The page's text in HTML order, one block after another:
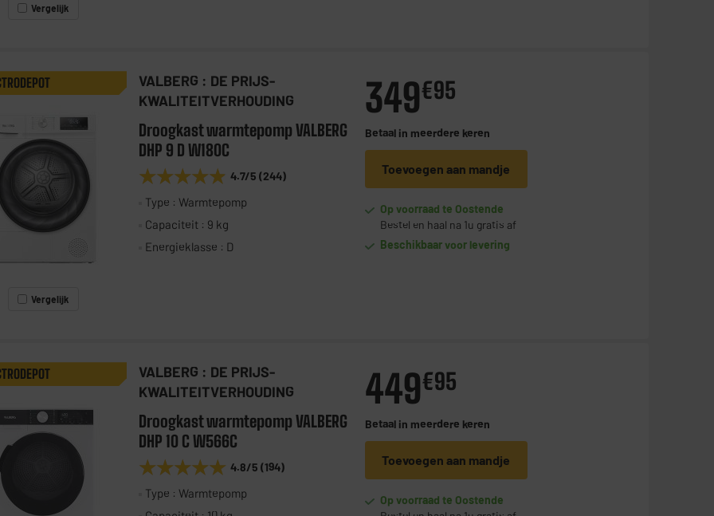
Vergelijk
Vergelijk
VALBERG : DE PRIJS-
KWALITEITVERHOUDING
Droogkast warmtepomp VALBERG
DHP 9 D W180C
★★★★★
★★★★★ 4.7/5 (244)
Type : Warmtepomp
Capaciteit : 9 kg
Energieklasse : D
349€95
Betaal in meerdere keren
Toevoegen aan mandje
Op voorraad te Oostende
Bestel en haal na 1u gratis af
Beschikbaar voor levering
VALBERG : DE PRIJS-
KWALITEITVERHOUDING
Droogkast warmtepomp VALBERG
DHP 10 C W566C
★★★★★
★★★★★ 4.8/5 (194)
Type : Warmtepomp
449€95
Betaal in meerdere keren
Toevoegen aan mandje
Op voorraad te Oostende